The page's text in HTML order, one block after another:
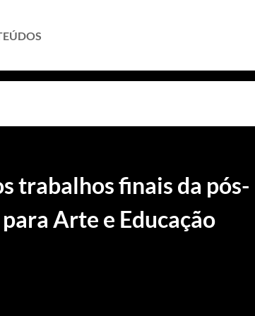
trabalhos finais da pós-
Arte e Educação